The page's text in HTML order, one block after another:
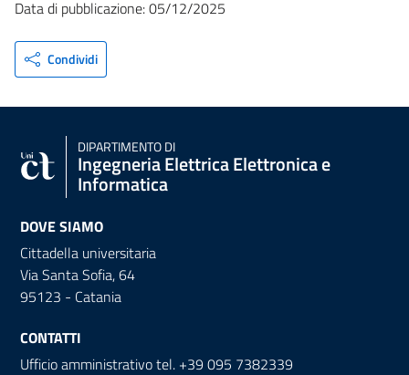
Data di pubblicazione: 05/12/2025
Condividi
DIPARTIMENTO DI
Ingegneria Elettrica Elettronica e
Informatica
DOVE SIAMO
Cittadella universitaria
Via Santa Sofia, 64
95123 - Catania
CONTATTI
Ufficio amministrativo tel. +39 095 7382339